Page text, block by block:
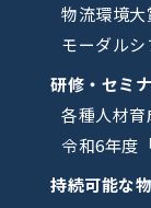
物流環境大
モーダル
研修・セミ
各種人材育
令和6年度
持続可能な